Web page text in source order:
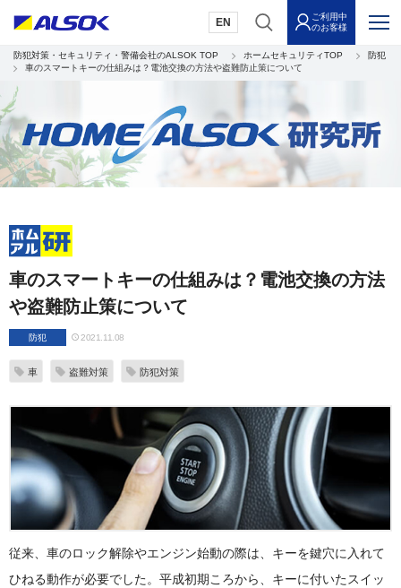
EN
ご利用中
のお客様
防犯対策・セキュリティ・警備会社のALSOK TOP ホームセキュリティTOP
防犯
車のスマートキーの仕組みは？電池交換の方法や盗難防止策について
車のスマートキーの仕組みは？電池交換の方法
や盗難防止策について
防犯 2021.11.08
車 盗難対策 防犯対策
従来、車のロック解除やエンジン始動の際は、キーを鍵穴に入れて
ひねる動作が必要でした。平成初期ころから、キーに付いたスイッ